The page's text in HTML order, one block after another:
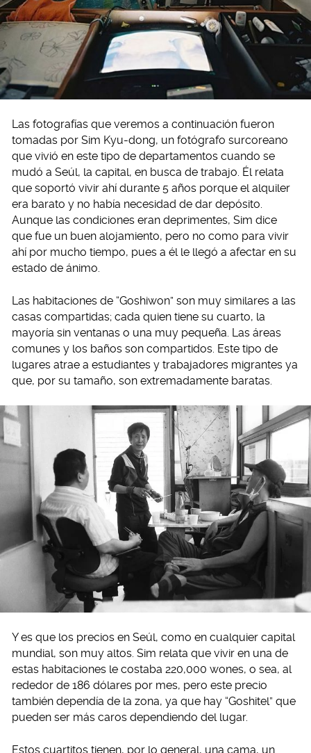
Las fotografías que veremos a continuación fueron
tomadas por Sim Kyu-dong, un fotógrafo surcoreano
que vivió en este tipo de departamentos cuando se
mudó a Seúl, la capital, en busca de trabajo. Él relata
que soportó vivir ahí durante 5 años porque el alquiler
era barato y no había necesidad de dar depósito.
Aunque las condiciones eran deprimentes, Sim dice
que fue un buen alojamiento, pero no como para vivir
ahí por mucho tiempo, pues a él le llegó a afectar en su
estado de ánimo.
Las habitaciones de “Goshiwon” son muy similares a las
casas compartidas; cada quien tiene su cuarto, la
mayoría sin ventanas o una muy pequeña. Las áreas
comunes y los baños son compartidos. Este tipo de
lugares atrae a estudiantes y trabajadores migrantes ya
que, por su tamaño, son extremadamente baratas.
Y es que los precios en Seúl, como en cualquier capital
mundial, son muy altos. Sim relata que vivir en una de
estas habitaciones le costaba 220,000 wones, o sea, al
rededor de 186 dólares por mes, pero este precio
también dependía de la zona, ya que hay “Goshitel” que
pueden ser más caros dependiendo del lugar.
Estos cuartitos tienen, por lo general, una cama, un